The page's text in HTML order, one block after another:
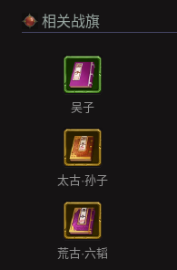
相关战旗
吴子
太古·孙子
荒古·六韬